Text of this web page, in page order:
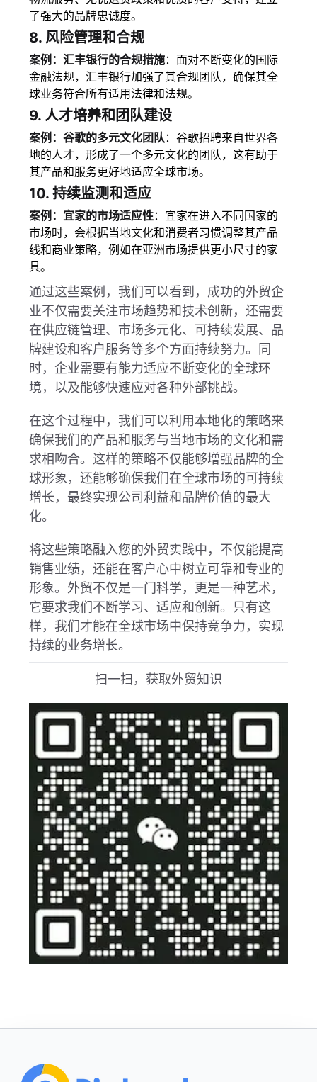
了强大的品牌忠诚度。
8. 风险管理和合规
案例：汇丰银行的合规措施：面对不断变化的国际
金融法规，汇丰银行加强了其合规团队，确保其全
球业务符合所有适用法律和法规。
9. 人才培养和团队建设
案例：谷歌的多元文化团队：谷歌招聘来自世界各
地的人才，形成了一个多元文化的团队，这有助于
其产品和服务更好地适应全球市场。
10. 持续监测和适应
案例：宜家的市场适应性：宜家在进入不同国家的
市场时，会根据当地文化和消费者习惯调整其产品
线和商业策略，例如在亚洲市场提供更小尺寸的家
具。
通过这些案例，我们可以看到，成功的外贸企
业不仅需要关注市场趋势和技术创新，还需要
在供应链管理、市场多元化、可持续发展、品
牌建设和客户服务等多个方面持续努力。同
时，企业需要有能力适应不断变化的全球环
境，以及能够快速应对各种外部挑战。
在这个过程中，我们可以利用本地化的策略来
确保我们的产品和服务与当地市场的文化和需
求相吻合。这样的策略不仅能够增强品牌的全
球形象，还能够确保我们在全球市场的可持续
增长，最终实现公司利益和品牌价值的最大
化。
将这些策略融入您的外贸实践中，不仅能提高
销售业绩，还能在客户心中树立可靠和专业的
形象。外贸不仅是一门科学，更是一种艺术，
它要求我们不断学习、适应和创新。只有这
样，我们才能在全球市场中保持竞争力，实现
持续的业务增长。
扫一扫，获取外贸知识